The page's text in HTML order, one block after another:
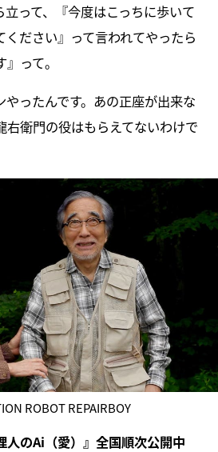
立って、『今度はこっちに歩いて
ください』って言われてやったら
って。
ったんです。あの正座が出来な
右衛門の役はもらえてないわけで
ROBOT REPAIRBOY
のAi（愛）』全国順次公開中